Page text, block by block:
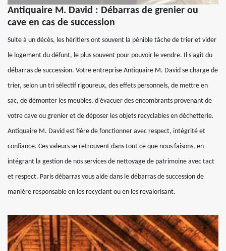
Antiquaire M. David : Débarras de grenier ou
cave en cas de succession
Suite à un décès, les héritiers ont souvent la pénible tâche de trier et vider
le logement du défunt, le plus souvent pour pouvoir le vendre. Il s'agit du
débarras de succession. Votre entreprise Antiquaire M. David se charge de
trier, selon un tri sélectif rigoureux, des effets personnels, de mettre en
sac, de démonter les meubles, d'évacuer des encombrants provenant de
votre cave ou grenier et de déposer les objets recyclables en déchetterie.
Antiquaire M. David est fière de fonctionner avec respect, intégrité et
confiance. Ces valeurs se retrouvent dans tout ce que nous faisons, en
intégrant la gestion de nos services de nettoyage de patrimoine avec tact
et respect. Paris débarras vous aide dans le débarras de succession de
manière responsable en les recyclant ou en les revalorisant.